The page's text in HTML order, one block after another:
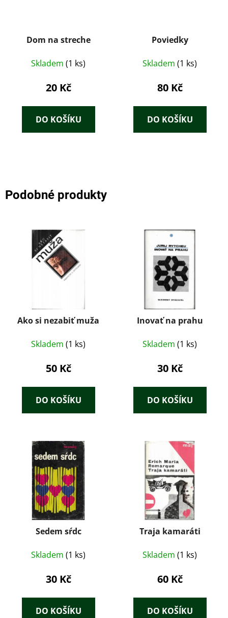
Dom na streche
Skladem (1 ks)
20 Kč
DO KOŠÍKU
Poviedky
Skladem (1 ks)
80 Kč
DO KOŠÍKU
Podobné produkty
Ako si nezabiť muža
Skladem (1 ks)
50 Kč
DO KOŠÍKU
Inovať na prahu
Skladem (1 ks)
30 Kč
DO KOŠÍKU
Sedem sŕdc
Skladem (1 ks)
30 Kč
DO KOŠÍKU
Traja kamaráti
Skladem (1 ks)
60 Kč
DO KOŠÍKU